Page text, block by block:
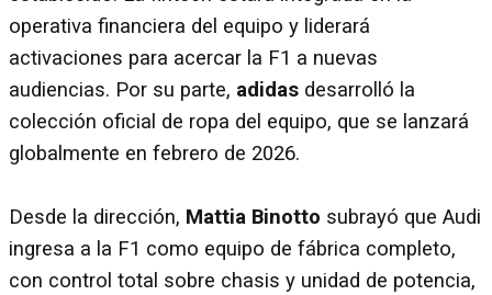
operativa financiera del equipo y liderará
activaciones para acercar la F1 a nuevas
audiencias. Por su parte, adidas desarrolló la
colección oficial de ropa del equipo, que se lanzará
globalmente en febrero de 2026.
Desde la dirección, Mattia Binotto subrayó que Audi
ingresa a la F1 como equipo de fábrica completo,
con control total sobre chasis y unidad de potencia,